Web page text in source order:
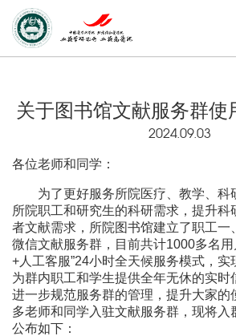
关于图书馆文献服务群使
2024.09.03
各位老师和同学：
为了更好服务所院医疗、教学、科
所院职工和研究生的科研需求，提升科
者文献需求，所院图书馆建立了职工一
微信文献服务群，目前共计1000多名用
+人工客服”24小时全天候服务模式，实
为群内职工和学生提供全年无休的实时
进一步规范服务群的管理，提升大家的
多老师和同学入驻文献服务群，现将入
公布如下：